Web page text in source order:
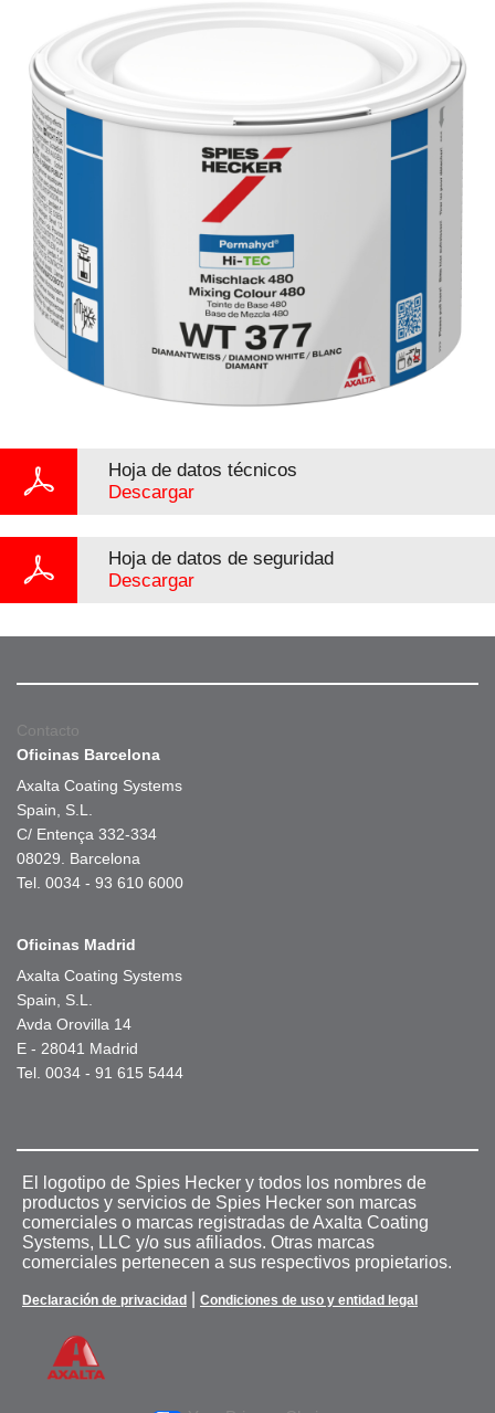
Hoja de datos técnicos
Descargar
Hoja de datos de seguridad
Descargar
Contacto
Oficinas Barcelona
Axalta Coating Systems
Spain, S.L.
C/ Entença 332-334
08029. Barcelona
Tel. 0034 - 93 610 6000
Oficinas Madrid
Axalta Coating Systems
Spain, S.L.
Avda Orovilla 14
E - 28041 Madrid
Tel. 0034 - 91 615 5444
El logotipo de Spies Hecker y todos los nombres de
productos y servicios de Spies Hecker son marcas
comerciales o marcas registradas de Axalta Coating
Systems, LLC y/o sus afiliados. Otras marcas
comerciales pertenecen a sus respectivos propietarios.
Declaración de privacidad Condiciones de uso y entidad legal